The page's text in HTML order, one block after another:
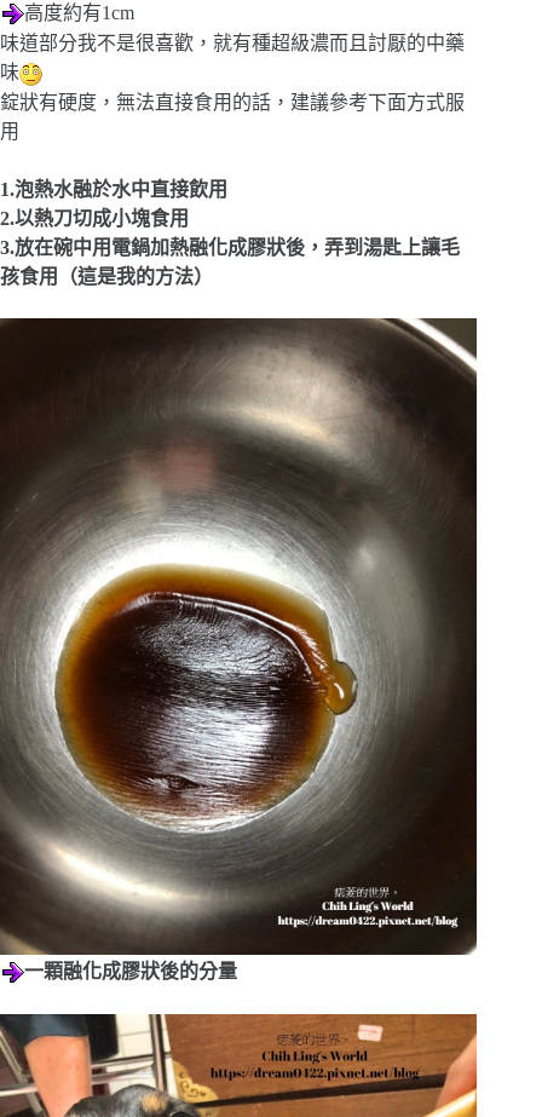
高度約有1cm
味道部分我不是很喜歡，就有種超級濃而且討厭的中藥
味
錠狀有硬度，無法直接食用的話，建議參考下面方式服
用
1.泡熱水融於水中直接飲用
2.以熱刀切成小塊食用
3.放在碗中用電鍋加熱融化成膠狀後，弄到湯匙上讓毛
孩食用（這是我的方法）
一顆融化成膠狀後的分量